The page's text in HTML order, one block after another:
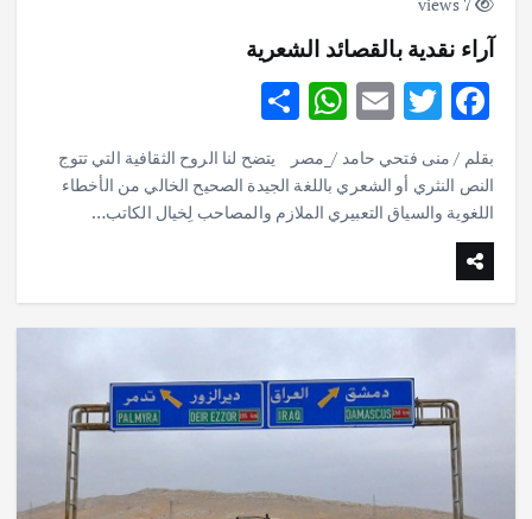
آراء نقدية بالقصائد الشعرية
F
e
b
o
k
T
it
te
E
m
ai
l
W
at
s
p
p
S
ar
e
بقلم / منى فتحي حامد /_مصر يتضح لنا الروح الثقافية التي تتوج
النص النثري أو الشعري باللغة الجيدة الصحيح الخالي من الأخطاء
اللغوية والسياق التعبيري الملازم والمصاحب لِخيال الكاتب…